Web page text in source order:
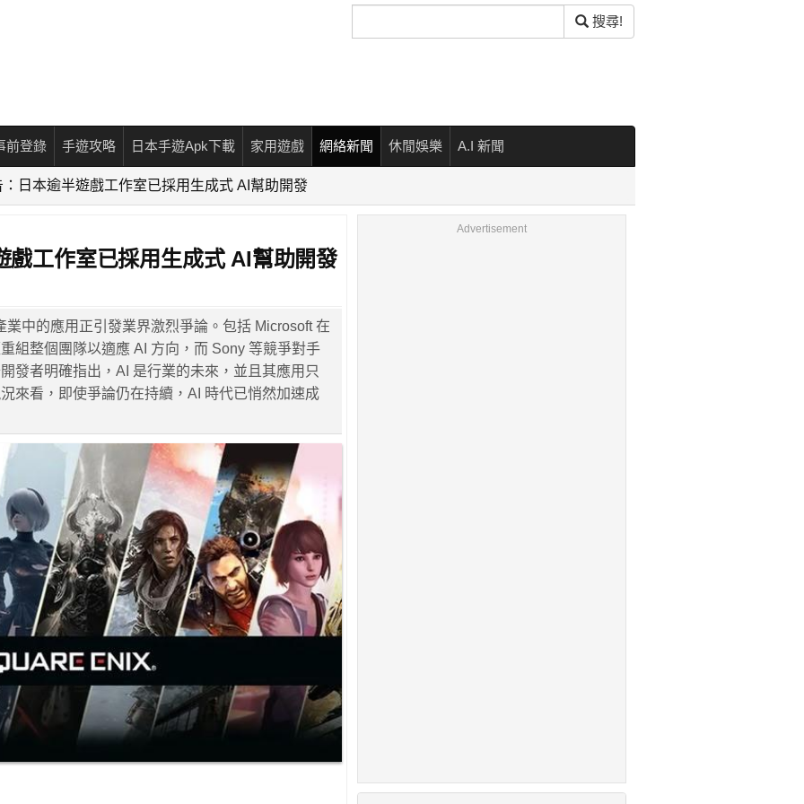
尋
搜尋!
前登錄 手遊攻略 日本手遊Apk下載 家用遊戲 網絡新聞 休閒娛樂 A.I 新聞
日本逾半遊戲工作室已採用生成式 AI幫助開發
戲工作室已採用生成式 AI幫助開發
業中的應用正引發業界激烈爭論。包括 Microsoft 在
組整個團隊以適應 AI 方向，而 Sony 等競爭對手
發者明確指出，AI 是行業的未來，並且其應用只
來看，即使爭論仍在持續，AI 時代已悄然加速成
Advertisement